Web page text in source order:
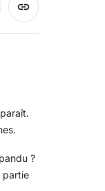
?
partie